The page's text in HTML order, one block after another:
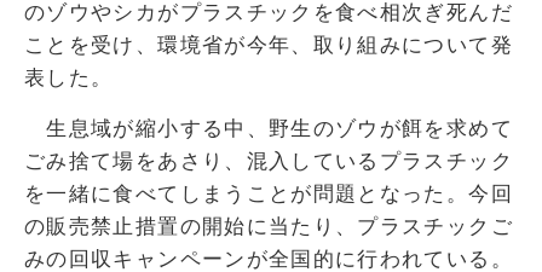
のゾウやシカがプラスチックを食べ相次ぎ死んだ
ことを受け、環境省が今年、取り組みについて発
表した。
生息域が縮小する中、野生のゾウが餌を求めて
ごみ捨て場をあさり、混入しているプラスチック
を一緒に食べてしまうことが問題となった。今回
の販売禁止措置の開始に当たり、プラスチックご
みの回収キャンペーンが全国的に行われている。